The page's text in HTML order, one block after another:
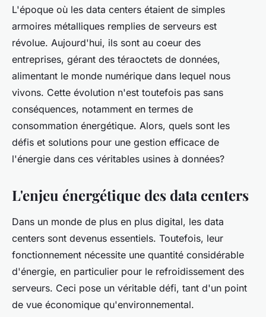
Quels sont les défis et
solutions pour la gestion de
l'énergie dans les data centers
modernes?
Victoire• 5 juin 2024•6 min de lecture
L'époque où les data centers étaient de simples
armoires métalliques remplies de serveurs est
révolue. Aujourd'hui, ils sont au coeur des
entreprises, gérant des téraoctets de données,
alimentant le monde numérique dans lequel nous
vivons. Cette évolution n'est toutefois pas sans
conséquences, notamment en termes de
consommation énergétique. Alors, quels sont les
défis et solutions pour une gestion efficace de
l'énergie dans ces véritables usines à données?
L'enjeu énergétique des data centers
Dans un monde de plus en plus digital, les data
centers sont devenus essentiels. Toutefois, leur
fonctionnement nécessite une quantité considérable
d'énergie, en particulier pour le refroidissement des
serveurs. Ceci pose un véritable défi, tant d'un point
de vue économique qu'environnemental.